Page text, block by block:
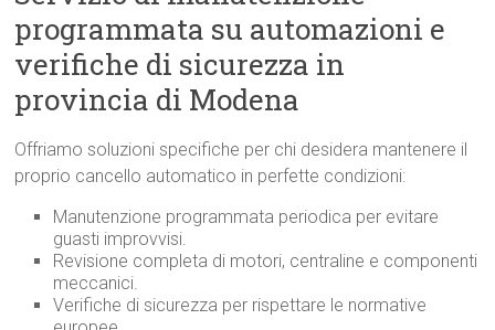
programmata su automazioni e
verifiche di sicurezza in
provincia di Modena
Offriamo soluzioni specifiche per chi desidera mantenere il
proprio cancello automatico in perfette condizioni:
Manutenzione programmata periodica per evitare
guasti improvvisi.
Revisione completa di motori, centraline e componenti
meccanici.
Verifiche di sicurezza per rispettare le normative